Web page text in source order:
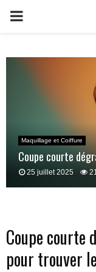
PRIMARY
Maquillage et Coiffure
Coupe courte
25 juillet 2025
Coupe courte
pour trouver